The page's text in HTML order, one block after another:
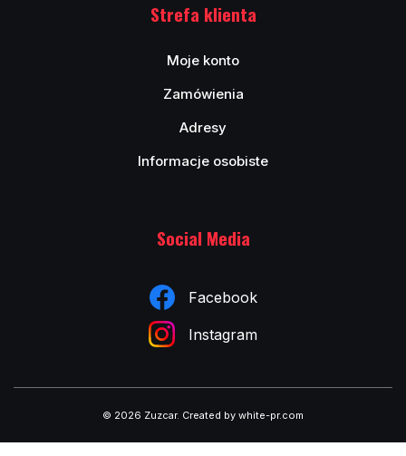
Strefa klienta
Moje konto
Zamówienia
Adresy
Informacje osobiste
Social Media
Facebook
Instagram
© 2026 Zuzcar. Created by white-pr.com